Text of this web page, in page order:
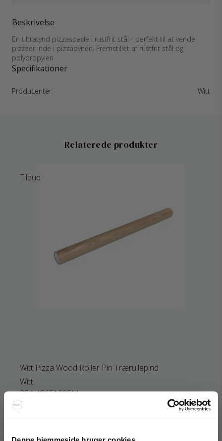
Beskrivelse
En ultratynd pizzaspade i rustfrit stål - perfekt til at vende
pizzaer inde i pizzaovnen. Fremstillet af rustfrit stål og
polypropylen
Specifikationer
Producenter: Witt
Relaterede produkter
Tilbud
Witt Pizza Wood Roller Pin Trærullepind
Witt
334-48651009M
169 DKK